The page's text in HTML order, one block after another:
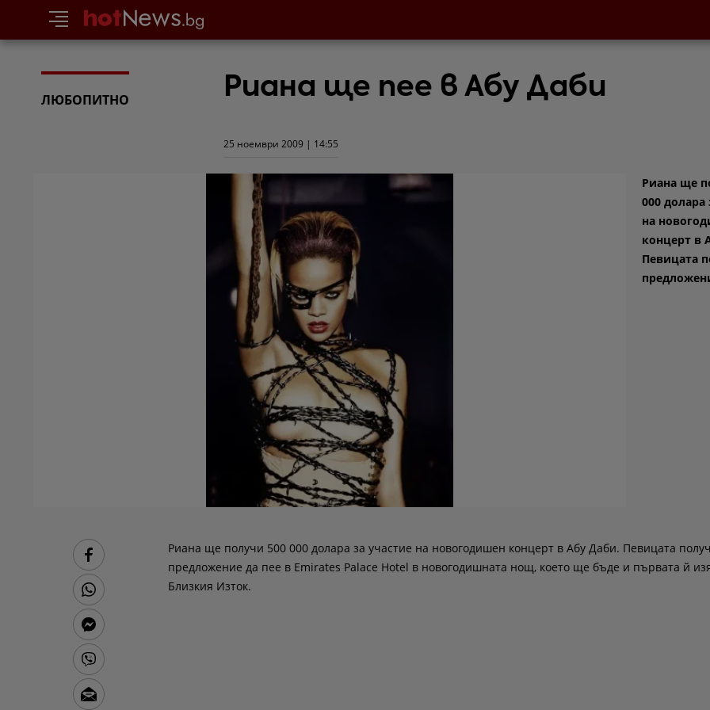
ЛЮБОПИТНО Риана ще пее в Абу Даби
25 ноември 2009 | 14:55
Риана ще
000 долара
на
концерт в
Певицата
Риана ще получи 500 000 долара за участие на новогодишен концерт в Абу Даби. Певицата
предложение да пее в Emirates Palace Hotel в новогодишната нощ, което ще бъде и първата й
Близкия Изток.